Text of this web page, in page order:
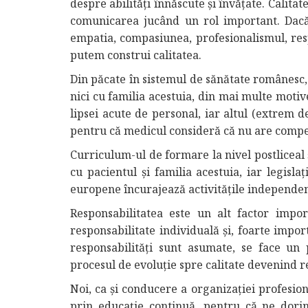
despre abilități înnăscute și învățate.
comunicarea jucând un rol important.
empatia, compasiunea, profesionalismul,
putem construi calitatea.
Din păcate în sistemul de sănătate
nici cu familia acestuia, din mai multe
lipsei acute de personal, iar altul (extrem
pentru că medicul consideră că nu are
Curriculum-ul de formare la nivel
cu pacientul și familia acestuia, iar
europene încurajează activitățile
Responsabilitatea este un alt factor
responsabilitate individuală şi, foarte
responsabilități sunt asumate, se face
procesul de evoluție spre calitate devenind
Noi, ca și conducere a organizației